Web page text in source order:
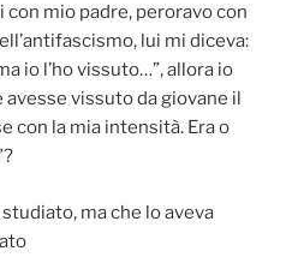
con mio padre, peroravo con
lui mi diceva:
io l’ho vissuto…”, allora io
vissuto da giovane il
con la mia intensità. Era o
ma che lo aveva